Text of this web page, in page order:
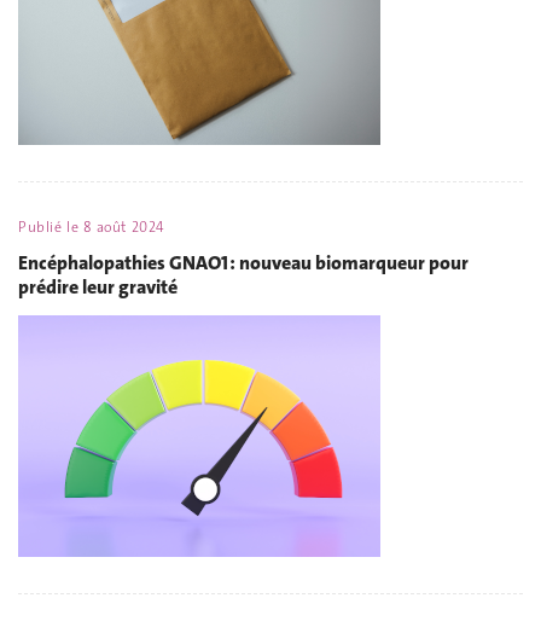
Publié le 8 août 2024
Encéphalopathies GNAO1 : nouveau biomarqueur pour
prédire leur gravité